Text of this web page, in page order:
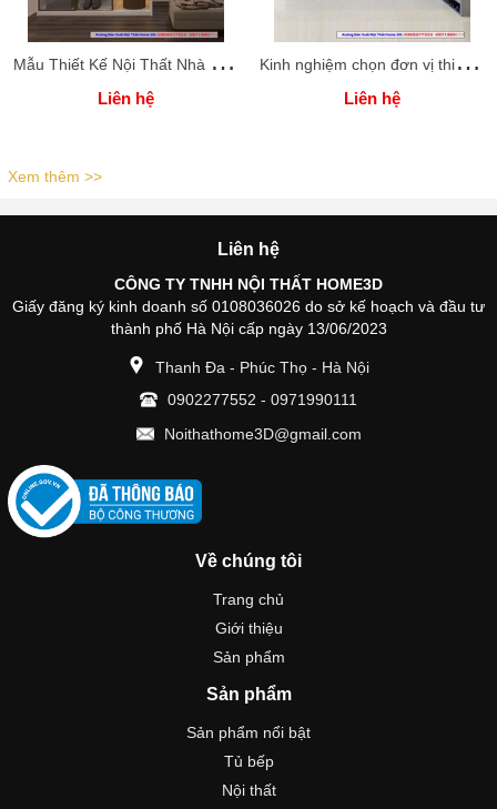
M
ẫu Thiết Kế Nội Thất Nhà Phố Cho Chú Tuấn Bắc Giang - Sang Trọng & Tiện Nghi
Liên hệ
K
inh nghiệm chọn đơn vị thi công tủ bếp gỗ An Cường -Tư vấn chuyên gia
Liên hệ
Xem thêm >>
Liên hệ
CÔNG TY TNHH NỘI THẤT HOME3D
Giấy đăng ký kinh doanh số 0108036026 do sở kế hoạch và đầu tư
thành phố Hà Nội cấp ngày 13/06/2023
Thanh Đa - Phúc Thọ - Hà Nội
0902277552 - 0971990111
Noithathome3D@gmail.com
Về chúng tôi
Trang chủ
Giới thiệu
Sản phẩm
Sản phẩm
Sản phẩm nổi bật
Tủ bếp
Nội thất